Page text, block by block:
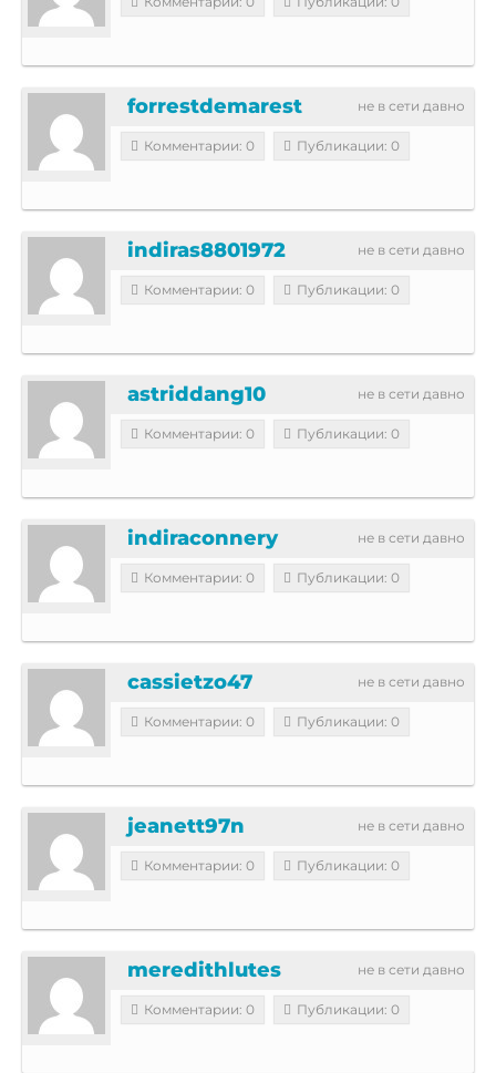
не в сети давно
forrestdemarest
Комментарии: 0 Публикации: 0
не в сети давно
indiras8801972
Комментарии: 0 Публикации: 0
не в сети давно
astriddang10
Комментарии: 0 Публикации: 0
не в сети давно
indiraconnery
Комментарии: 0 Публикации: 0
не в сети давно
cassietzo47
Комментарии: 0 Публикации: 0
не в сети давно
jeanett97n
Комментарии: 0 Публикации: 0
не в сети давно
meredithlutes
Комментарии: 0 Публикации: 0